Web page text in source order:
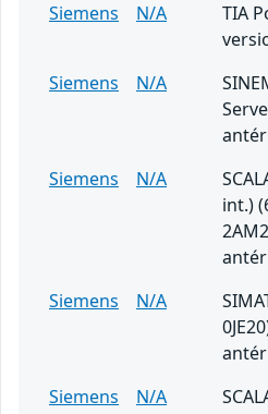
Siemens
N/A
TIA
Siemens
N/A
Siemens
N/A
int.)
Siemens
N/A
Siemens
N/A